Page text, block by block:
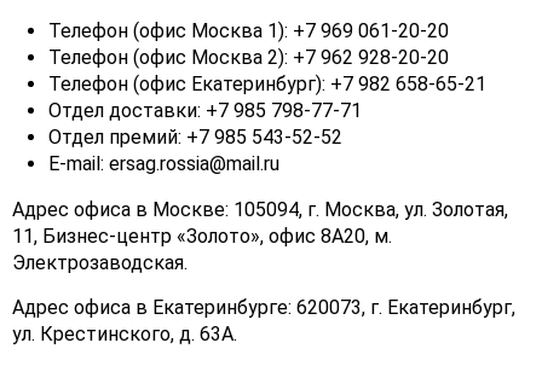
Телефон (офис Москва 1): +7 969 061-20-20
Телефон (офис Москва 2): +7 962 928-20-20
Телефон (офис Екатеринбург): +7 982 658-65-21
Отдел доставки: +7 985 798-77-71
Отдел премий: +7 985 543-52-52
E-mail: ersag.rossia@mail.ru
Адрес офиса в Москве: 105094, г. Москва, ул. Золотая,
11, Бизнес-центр «Золото», офис 8А20, м.
Электрозаводская.
Адрес офиса в Екатеринбурге: 620073, г. Екатеринбург,
ул. Крестинского, д. 63А.